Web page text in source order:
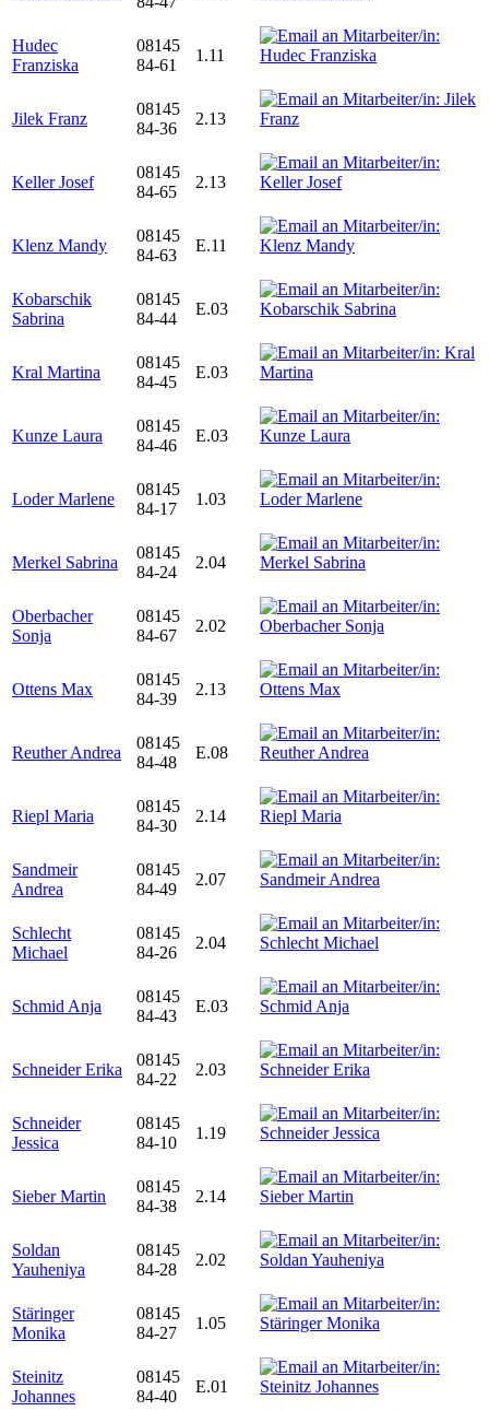
Hudec
Franziska
08145
84-61
1.11
Jilek Franz
08145
84-36
2.13
Keller Josef
08145
84-65
2.13
Klenz Mandy
08145
84-63
E.11
Kobarschik
Sabrina
08145
84-44
E.03
Kral Martina
08145
84-45
E.03
Kunze Laura
08145
84-46
E.03
Loder Marlene
08145
84-17
1.03
Merkel Sabrina
08145
84-24
2.04
Oberbacher
Sonja
08145
84-67
2.02
Ottens Max
08145
84-39
2.13
Reuther Andrea
08145
84-48
E.08
Riepl Maria
08145
84-30
2.14
Sandmeir
Andrea
08145
84-49
2.07
Schlecht
Michael
08145
84-26
2.04
Schmid Anja
08145
84-43
E.03
Schneider Erika
08145
84-22
2.03
Schneider
Jessica
08145
84-10
1.19
Sieber Martin
08145
84-38
2.14
Soldan
Yauheniya
08145
84-28
2.02
Stäringer
Monika
08145
84-27
1.05
Steinitz
Johannes
08145
84-40
E.01